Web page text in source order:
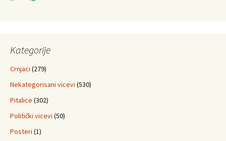
Kategorije
Crnjaci (279)
Nekategorisani vicevi (530)
Pitalice (302)
Politički vicevi (50)
Posteri (1)